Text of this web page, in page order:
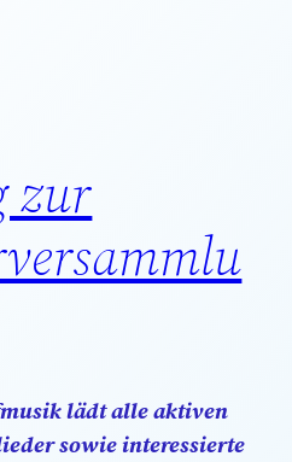
zur
lädt alle aktiven
sowie interessierte